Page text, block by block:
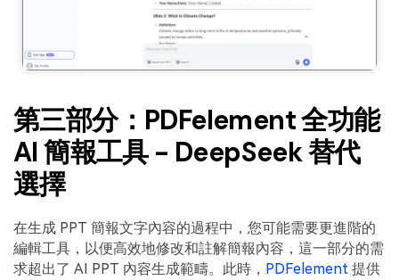
第三部分：PDFelement 全功能
AI 簡報工具 - DeepSeek 替代
選擇
在生成 PPT 簡報文字內容的過程中，您可能需要更進階的
編輯工具，以便高效地修改和註解簡報內容，這一部分的需
求超出了 AI PPT 內容生成範疇。此時， PDFelement 提供